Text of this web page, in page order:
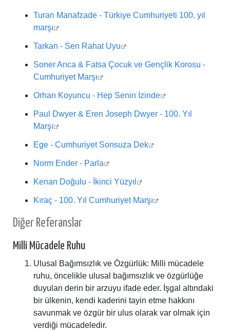
Turan Manafzade - Türkiye Cumhuriyeti 100. yıl
marşı
Tarkan - Sen Rahat Uyu
Soner Arıca & Fatsa Çocuk ve Gençlik Korosu -
Cumhuriyet Marşı
Orhan Koyuncu - Hep Senin İzinde
Paul Dwyer & Eren Joseph Dwyer - 100. Yıl
Marşı
Ege - Cumhuriyet Sonsuza Dek
Norm Ender - Parla
Kenan Doğulu - İkinci Yüzyıl
Kıraç - 100. Yıl Cumhuriyet Marşı
Diğer Referanslar
Milli Mücadele Ruhu
Ulusal Bağımsızlık ve Özgürlük: Milli mücadele
ruhu, öncelikle ulusal bağımsızlık ve özgürlüğe
duyulan derin bir arzuyu ifade eder. İşgal altındaki
bir ülkenin, kendi kaderini tayin etme hakkını
savunmak ve özgür bir ulus olarak var olmak için
verdiği mücadeledir.